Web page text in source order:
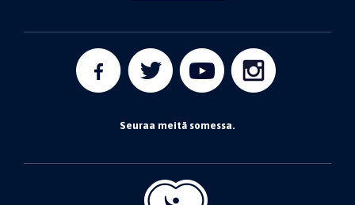
Seuraa meitä somessa.